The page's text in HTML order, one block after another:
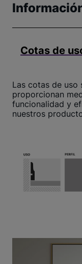
Cotas de
Las cotas de uso
proporcionan
funcionalidad y
nuestros